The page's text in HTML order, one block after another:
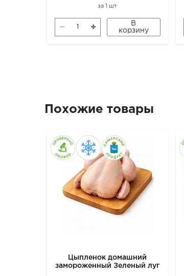
за1 шт
В
корзину
Похожие товары
Цыпленок домашний
замороженный Зеленый луг